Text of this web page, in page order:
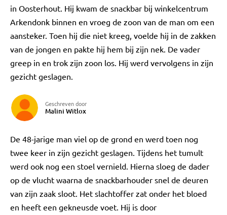
in Oosterhout. Hij kwam de snackbar bij winkelcentrum
Arkendonk binnen en vroeg de zoon van de man om een
aansteker. Toen hij die niet kreeg, voelde hij in de zakken
van de jongen en pakte hij hem bij zijn nek. De vader
greep in en trok zijn zoon los. Hij werd vervolgens in zijn
gezicht geslagen.
Geschreven door
Malini Witlox
De 48-jarige man viel op de grond en werd toen nog
twee keer in zijn gezicht geslagen. Tijdens het tumult
werd ook nog een stoel vernield. Hierna sloeg de dader
op de vlucht waarna de snackbarhouder snel de deuren
van zijn zaak sloot. Het slachtoffer zat onder het bloed
en heeft een gekneusde voet. Hij is door